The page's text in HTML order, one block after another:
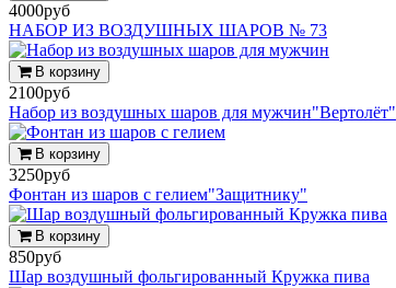
4000руб
НАБОР ИЗ ВОЗДУШНЫХ ШАРОВ № 73
В корзину
2100руб
Набор из воздушных шаров для мужчин"Вертолёт"
В корзину
3250руб
Фонтан из шаров с гелием"Защитнику"
В корзину
850руб
Шар воздушный фольгированный Кружка пива